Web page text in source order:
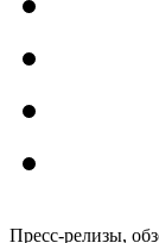
Пресс-релизы,